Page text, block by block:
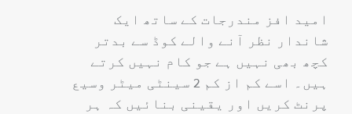
امید افز مندرجات کے ساتھ ایک
شاندار نظر آنے والے کوڈ سے بدتر
کچھ بھی نہیں ہے جو کام نہیں کرتے
ہیں۔ اسے کم از کم 2 سینٹی میٹر وسیع
پرنٹ کریں اور یقینی بنائیں کہ ہر